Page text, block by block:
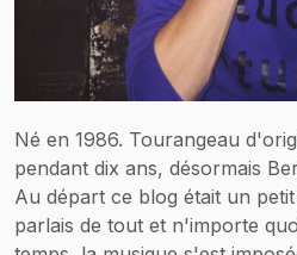
Né en 1986. Tourangeau
pendant dix ans, désormais
Au départ ce blog était un
parlais de tout et n'importe